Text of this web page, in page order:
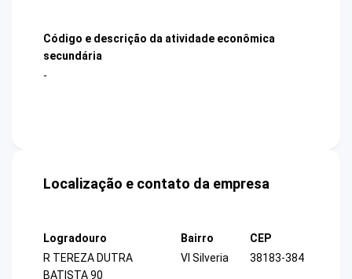
Código e descrição da atividade econômica
secundária
-
Localização e contato da empresa
Logradouro
R TEREZA DUTRA
BATISTA 90
Bairro
Vl Silveria
CEP
38183-384